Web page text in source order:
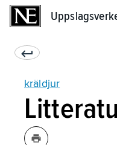
kräldjur